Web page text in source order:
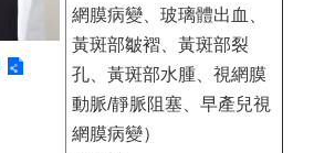
網膜病變、玻璃體出血、
黃斑部皺褶、黃斑部裂
孔、黃斑部水腫、視網膜
動脈/靜脈阻塞、早產兒視
網膜病變）